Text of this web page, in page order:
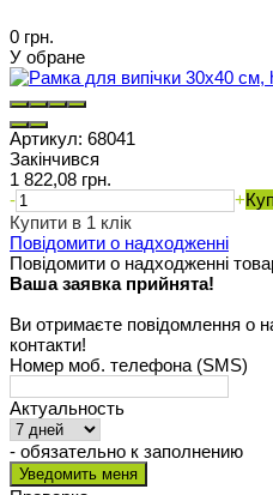
0 грн.
У обране
Артикул: 68041
Закінчився
1 822,08 грн.
-
+
Купити в 1 клік
Повідомити о надходженні
Повідомити о надходженні
Ваша заявка прийнята!
Ви отримаєте повідомлення о
контакти!
Номер моб. телефона (SMS)
Актуальность
- обязательно к заполнению